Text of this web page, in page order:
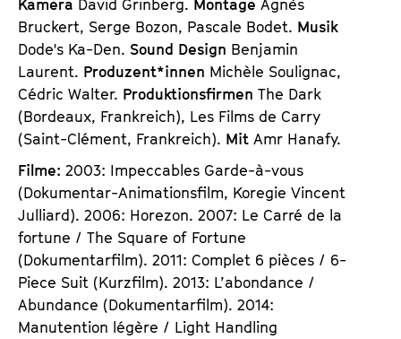
Kamera David Grinberg. Montage Agnès
Bruckert, Serge Bozon, Pascale Bodet. Musik
Dode's Ka-Den. Sound Design Benjamin
Laurent. Produzent*innen Michèle Soulignac,
Cédric Walter. Produktionsfirmen The Dark
(Bordeaux, Frankreich), Les Films de Carry
(Saint-Clément, Frankreich). Mit Amr Hanafy.
Filme: 2003: Impeccables Garde-à-vous
(Dokumentar-Animationsfilm, Koregie Vincent
Julliard). 2006: Horezon. 2007: Le Carré de la
fortune / The Square of Fortune
(Dokumentarfilm). 2011: Complet 6 pièces / 6-
Piece Suit (Kurzfilm). 2013: L’abondance /
Abundance (Dokumentarfilm). 2014:
Manutention légère / Light Handling